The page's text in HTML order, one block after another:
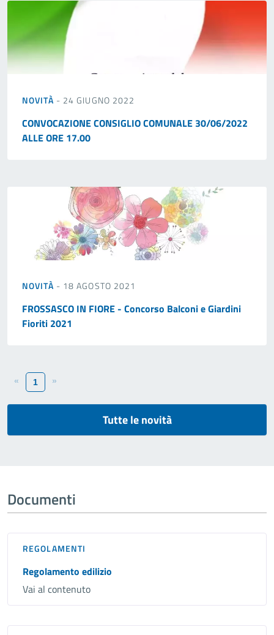
NOVITÀ - 24 GIUGNO 2022
CONVOCAZIONE CONSIGLIO COMUNALE 30/06/2022
ALLE ORE 17.00
NOVITÀ - 18 AGOSTO 2021
FROSSASCO IN FIORE - Concorso Balconi e Giardini
Fioriti 2021
« 1 »
Tutte le novità
Documenti
REGOLAMENTI
Regolamento edilizio
Vai al contenuto